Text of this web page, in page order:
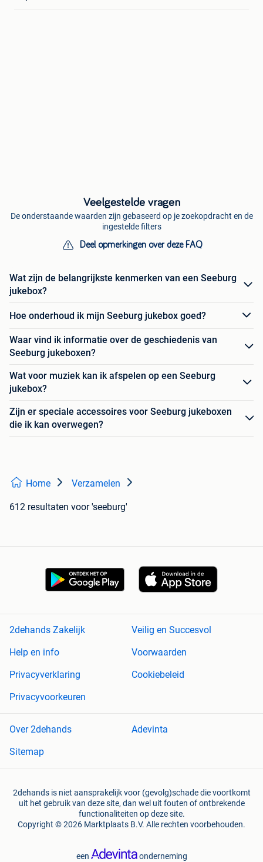
Veelgestelde vragen
De onderstaande waarden zijn gebaseerd op je zoekopdracht en de
ingestelde filters
Deel opmerkingen over deze FAQ
Wat zijn de belangrijkste kenmerken van een Seeburg
jukebox?
Hoe onderhoud ik mijn Seeburg jukebox goed?
Waar vind ik informatie over de geschiedenis van
Seeburg jukeboxen?
Wat voor muziek kan ik afspelen op een Seeburg
jukebox?
Zijn er speciale accessoires voor Seeburg jukeboxen
die ik kan overwegen?
Home Verzamelen
612 resultaten voor 'seeburg'
2dehands Zakelijk
Veilig en Succesvol
Help en info
Voorwaarden
Privacyverklaring
Cookiebeleid
Privacyvoorkeuren
Over 2dehands
Adevinta
Sitemap
2dehands is niet aansprakelijk voor (gevolg)schade die voortkomt
uit het gebruik van deze site, dan wel uit fouten of ontbrekende
functionaliteiten op deze site.
Copyright © 2026 Marktplaats B.V. Alle rechten voorbehouden.
een onderneming